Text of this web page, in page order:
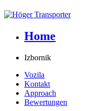
Home
Izbornik
Vozila
Kontakt
Approach
Bewertungen